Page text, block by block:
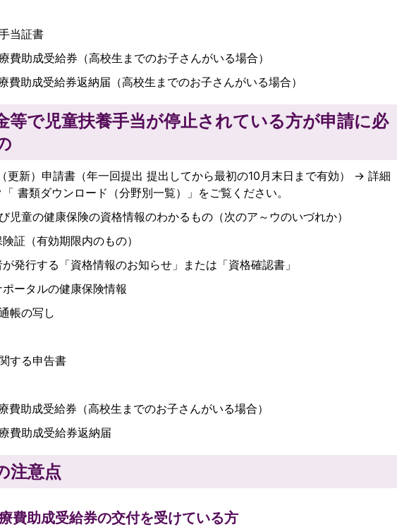
当証書
費助成受給券（高校生までのお子さんがいる場合）
費助成受給券返納届（高校生までのお子さんがいる場合）
等で児童扶養手当が停止されている方が申請に必
更新）申請書（年一回提出 提出してから最初の10月末日まで有効） → 詳細
書類ダウンロード（分野別一覧）」をご覧ください。
児童の健康保険の資格情報のわかるもの（次のア～ウのいづれか）
険証（有効期限内のもの）
が発行する「資格情報のお知らせ」または「資格確認書」
ポータルの健康保険情報
帳の写し
する申告書
費助成受給券（高校生までのお子さんがいる場合）
費助成受給券返納届
注意点
費助成受給券の交付を受けている方